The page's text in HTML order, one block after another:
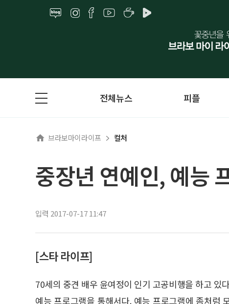
전체뉴스 피플
브라보마이라이프 컬처
중장년 연예인, 예능
입력 2017-07-17 11:47
[스타 라이프]
70세의 중견 배우 윤여정이 인기 고공비행을 하고 있
예능 프로그램을 통해서다. 예능 프로그램에 좀처럼